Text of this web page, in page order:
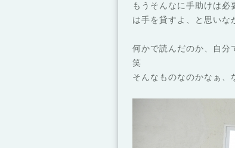
もうそんなに手助けは
は手を貸すよ、と思いな
何かで読んだのか、自分
笑
そんなものなのかなぁ、